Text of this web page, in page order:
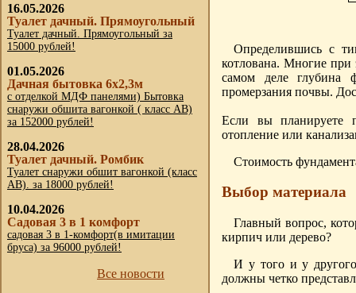
16.05.2026
Туалет дачный. Прямоугольный
Туалет дачный. Прямоугольный за
15000 рублей!
01.05.2026
Дачная бытовка 6х2,3м
с отделкой МДФ панелями) Бытовка
снаружи обшита вагонкой ( класс АВ)
за 152000 рублей!
28.04.2026
Туалет дачный. Ромбик
Туалет снаружи обшит вагонкой (класс
АВ). за 18000 рублей!
10.04.2026
Садовая 3 в 1 комфорт
садовая 3 в 1-комфорт(в имитации
бруса) за 96000 рублей!
Все новости
Определившись с
котлована. Многие при
самом деле глубина
промерзания почвы.
Если вы планируете
отопление или
Стоимость
Выбор материала
Главный вопрос,
кирпич или дерево?
И у того и у
должны четко